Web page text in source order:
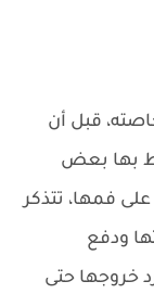
قبل أن
بها بعض
فمها، تتذكر
ودفع
خروجها حتى